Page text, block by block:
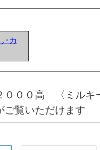
･カ
００高 〈ミル
ご覧いただけます